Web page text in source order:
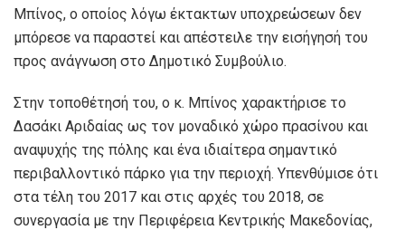
Μπίνος, ο οποίος λόγω έκτακτων υποχρεώσεων δεν
μπόρεσε να παραστεί και απέστειλε την εισήγησή του
προς ανάγνωση στο Δημοτικό Συμβούλιο.
Στην τοποθέτησή του, ο κ. Μπίνος χαρακτήρισε το
Δασάκι Αριδαίας ως τον μοναδικό χώρο πρασίνου και
αναψυχής της πόλης και ένα ιδιαίτερα σημαντικό
περιβαλλοντικό πάρκο για την περιοχή. Υπενθύμισε ότι
στα τέλη του 2017 και στις αρχές του 2018, σε
συνεργασία με την Περιφέρεια Κεντρικής Μακεδονίας,